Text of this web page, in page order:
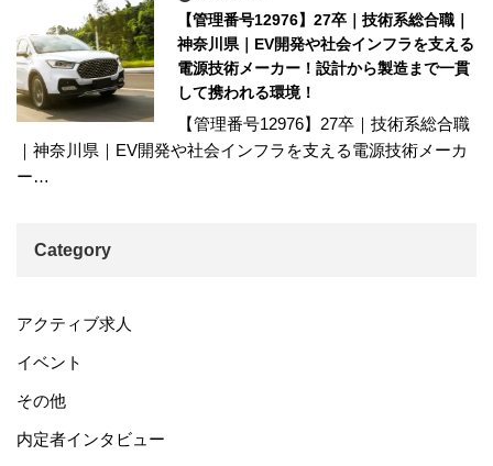
【管理番号12976】27卒｜技術系総合職｜
神奈川県｜EV開発や社会インフラを支える
電源技術メーカー！設計から製造まで一貫
して携われる環境！
【管理番号12976】27卒｜技術系総合職
｜神奈川県｜EV開発や社会インフラを支える電源技術メーカ
ー…
Category
アクティブ求人
イベント
その他
内定者インタビュー